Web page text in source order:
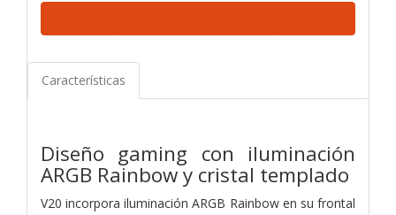
Características
Diseño gaming con iluminación
ARGB Rainbow y cristal templado
V20 incorpora iluminación ARGB Rainbow en su frontal